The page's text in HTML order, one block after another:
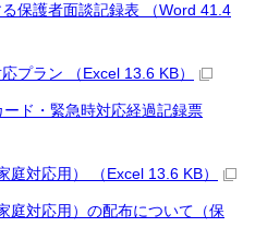
保護者面談記録表 （Word 41.4
プラン （Excel 13.6 KB）
ド・緊急時対応経過記録票
対応用） （Excel 13.6 KB）
庭対応用）の配布について（保